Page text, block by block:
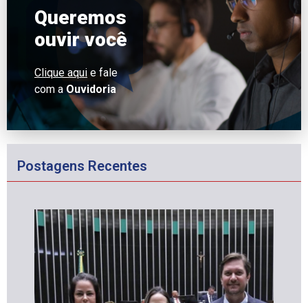
Queremos
ouvir você
Clique aqui e fale
com aOuvidoria
Postagens Recentes